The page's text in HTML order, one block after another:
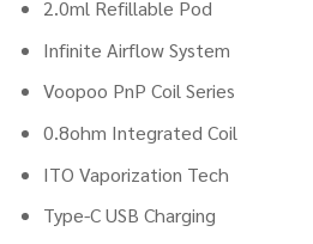
2.0ml Refillable Pod
Infinite Airflow System
Voopoo PnP Coil Series
0.8ohm Integrated Coil
ITO Vaporization Tech
Type-C USB Charging